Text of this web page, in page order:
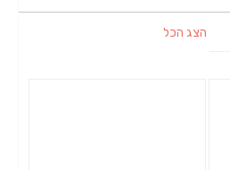
הצג הכל